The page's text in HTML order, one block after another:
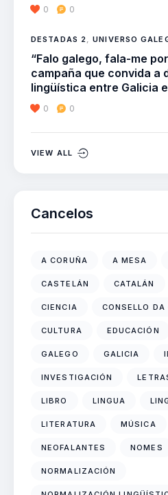
0 0
DESTADAS 2,UNIVERSO
“Falo galego, fala-me
campaña que convida a
lingüística entre Galicia
0 0
VIEW ALL
Cancelos
A CORUÑA A MESA
CASTELÁN CATALÁN
CIENCIA CONSELLO DA
CULTURA EDUCACIÓN
GALEGO GALICIA
INVESTIGACIÓN
LIBRO LINGUA
LITERATURA MÚSICA
NEOFALANTES NOMES
NORMALIZACIÓN